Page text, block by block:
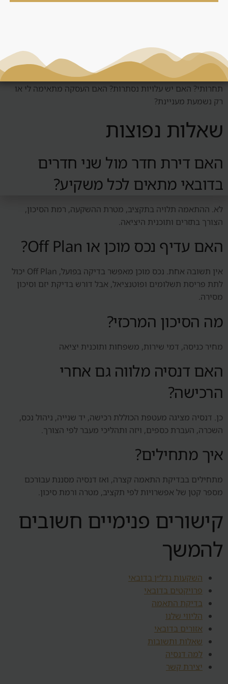
לפני החלטה סביב חדר אחד מול שני חדרים, צריך לשאול: מי
השוכר הטבעי? האם יש ביקוש אמיתי? כמה עולה לנהל את הנכס?
מה קורה אם השוק יורד? האם אפשר למכור? האם המחיר
תחרותי? האם יש עלויות נסתרות? האם העסקה מתאימה לי או
רק נשמעת מעניינת?
שאלות נפוצות
האם דירת חדר מול שני חדרים
בדובאי מתאים לכל משקיע?
לא. ההתאמה תלויה בתקציב, מטרת ההשקעה, רמת הסיכון,
הצורך בתזרים ותוכנית היציאה.
האם עדיף נכס מוכן או Off Plan?
אין תשובה אחת. נכס מוכן מאפשר בדיקה בפועל, Off Plan יכול
לתת פריסת תשלומים ופוטנציאל, אבל דורש בדיקת יזם וסיכון
מסירה.
מה הסיכון המרכזי?
מחיר כניסה, דמי שירות, משפחות ותוכנית יציאה
האם דנסיה מלווה גם אחרי
הרכישה?
כן. דנסיה מציגה מעטפת הכוללת רכישה, יד שנייה, ניהול נכס,
השכרה, העברת כספים, ויזה ותהליכי מעבר לפי הצורך.
איך מתחילים?
מתחילים בבדיקת התאמה קצרה, ואז דנסיה מסננת עבורכם
מספר קטן של אפשרויות לפי תקציב, מטרה ורמת סיכון.
קישורים פנימיים חשובים
להמשך
השקעות נדל״ן בדובאי
פרויקטים בדובאי
בדיקת התאמה
הליווי שלנו
אזורים בדובאי
שאלות ותשובות
למה דנסיה
יצירת קשר